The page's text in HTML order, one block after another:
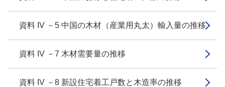
資料 IV －5 中国の木材（産業用丸太）輸入量の推移
資料 IV －7 木材需要量の推移
資料 IV －8 新設住宅着工戸数と木造率の推移